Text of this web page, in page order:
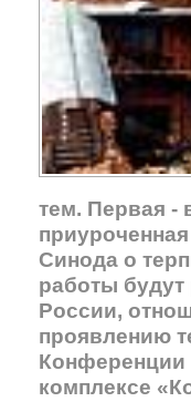
тем. Первая -
Синода о
работы
России,
проявлению
Конференции
комплексе